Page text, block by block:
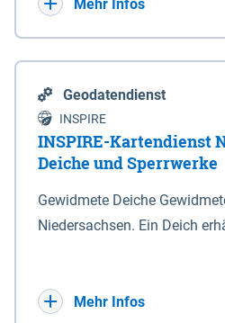
Mehr Infos
Geodatendienst
INSPIRE
INSPIRE-Kartendienst
Deiche und Sperrwerke
Gewidmete Deiche
Niedersachsen. Ein Deich
Deichbehörde durch
Mehr Infos